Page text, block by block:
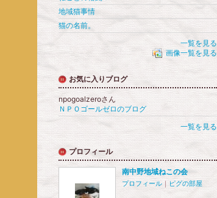
地域猫事情
猫の名前。
一覧を見る
画像一覧を見る
お気に入りブログ
npogoalzeroさん
ＮＰＯゴールゼロのブログ
一覧を見る
プロフィール
南中野地域ねこの会
プロフィール ｜ ピグの部屋